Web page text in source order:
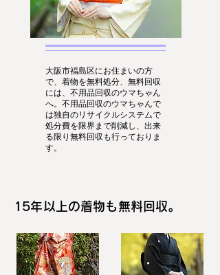
大阪市福島区にお住まいの方
で、着物を無料処分、無料回収
には、不用品回収のウマちゃん
へ。不用品回収のウマちゃんで
は独自のリサイクルシステムで
処分費を限界まで削減し、出来
る限り無料回収も行っておりま
す。
15年以上の着物も無料回収。